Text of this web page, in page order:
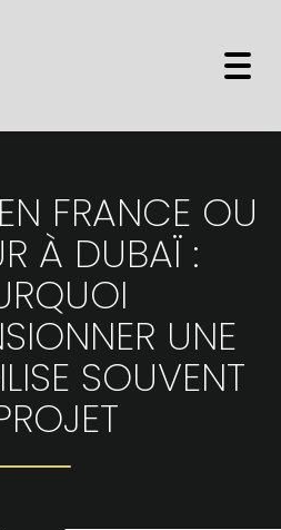
FRANCE OU
À DUBAÏ :
UNE
SOUVENT